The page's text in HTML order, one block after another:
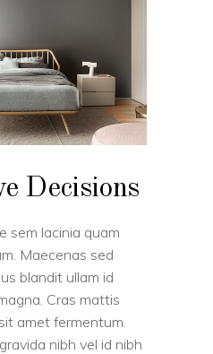
Decisions
sem lacinia quam
Maecenas sed
blandit ullam id
Cras mattis
amet fermentum.
nibh vel id nibh